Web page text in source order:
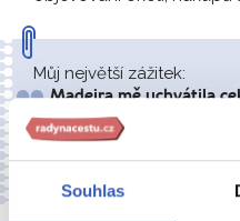
Souhlas
Můj největší zážitek:
Madeira mě uchvátila
ochutnávky, tradiční
největší zážitek